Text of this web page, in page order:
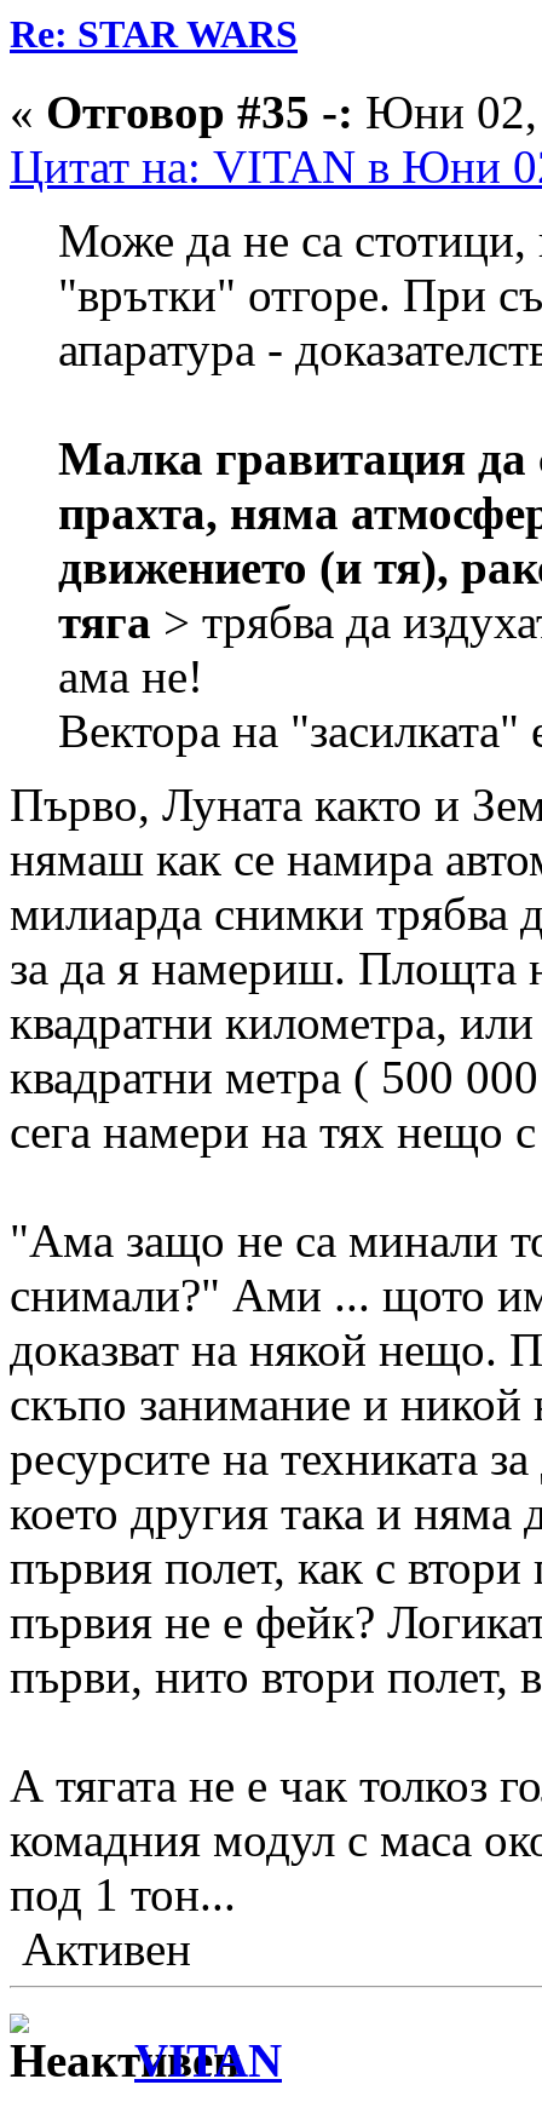
Re: STAR WARS
« Отговор #35 -: Юни 02,
Цитат на: VITAN в Юни
Може да не са стотици,
"врътки" отгоре. При
апаратура -
Малка гравитация да
прахта, няма
движението (и тя),
тяга > трябва да
ама не!
Вектора на "засилката"
Първо, Луната както и
нямаш как се намира
милиарда снимки трябва
за да я намериш. Площта
квадратни километра,
квадратни метра ( 500
сега намери на тях нещо
"Ама защо не са минали
снимали?" Ами ... щото
доказват на някой нещо.
скъпо занимание и никой
ресурсите на техниката
което другия така и няма
първия полет, как с
първия не е фейк?
първи, нито втори полет,
А тягата не е чак толкоз
комадния модул с маса
под 1 тон...
Активен
VITAN